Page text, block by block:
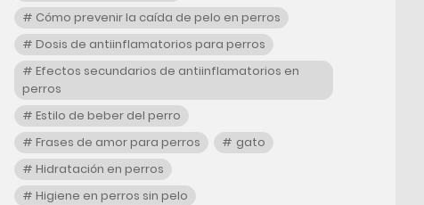
Cómo prevenir la caída de pelo en perros
Dosis de antiinflamatorios para perros
Efectos secundarios de antiinflamatorios en
perros
Estilo de beber del perro
Frases de amor para perros
gato
Hidratación en perros
Higiene en perros sin pelo